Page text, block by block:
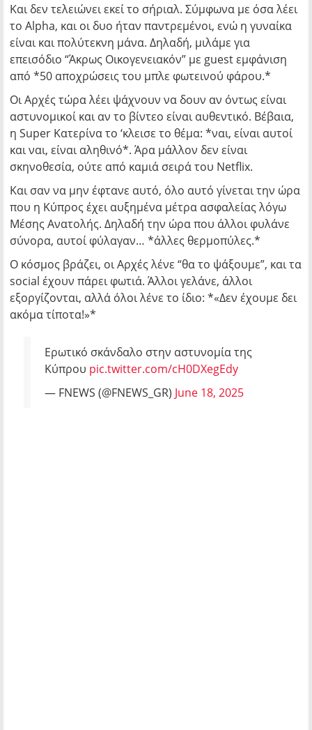
Και δεν τελειώνει εκεί το σήριαλ. Σύμφωνα με όσα λέει
το Alpha, και οι δυο ήταν παντρεμένοι, ενώ η γυναίκα
είναι και πολύτεκνη μάνα. Δηλαδή, μιλάμε για
επεισόδιο “Άκρως Οικογενειακόν” με guest εμφάνιση
από *50 αποχρώσεις του μπλε φωτεινού φάρου.*
Οι Αρχές τώρα λέει ψάχνουν να δουν αν όντως είναι
αστυνομικοί και αν το βίντεο είναι αυθεντικό. Βέβαια,
η Super Κατερίνα το ‘κλεισε το θέμα: *ναι, είναι αυτοί
και ναι, είναι αληθινό*. Άρα μάλλον δεν είναι
σκηνοθεσία, ούτε από καμιά σειρά του Netflix.
Και σαν να μην έφτανε αυτό, όλο αυτό γίνεται την ώρα
που η Κύπρος έχει αυξημένα μέτρα ασφαλείας λόγω
Μέσης Ανατολής. Δηλαδή την ώρα που άλλοι φυλάνε
σύνορα, αυτοί φύλαγαν… *άλλες θερμοπύλες.*
Ο κόσμος βράζει, οι Αρχές λένε “θα το ψάξουμε”, και τα
social έχουν πάρει φωτιά. Άλλοι γελάνε, άλλοι
εξοργίζονται, αλλά όλοι λένε το ίδιο: *«Δεν έχουμε δει
ακόμα τίποτα!»*
Ερωτικό σκάνδαλο στην αστυνομία της
Κύπρου pic.twitter.com/cH0DXegEdy
— FNEWS (@FNEWS_GR) June 18, 2025